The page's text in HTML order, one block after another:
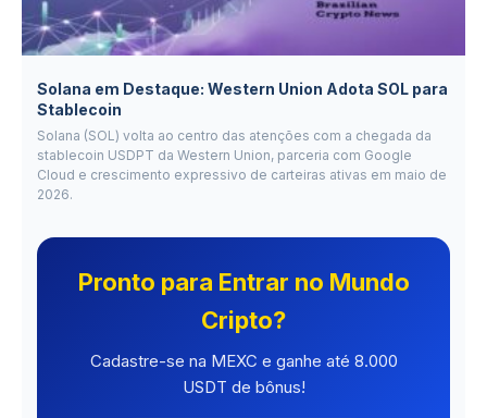
Solana em Destaque: Western Union Adota SOL para
Stablecoin
Solana (SOL) volta ao centro das atenções com a chegada da
stablecoin USDPT da Western Union, parceria com Google
Cloud e crescimento expressivo de carteiras ativas em maio de
2026.
Pronto para Entrar no Mundo
Cripto?
Cadastre-se na MEXC e ganhe até 8.000
USDT de bônus!